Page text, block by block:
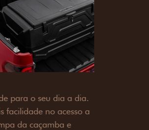
para qualquer desafio. O Pack
de reboque para até 3,5
de para-lamas e overbumper,